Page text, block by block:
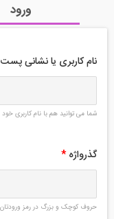
ورود
نام کاربری یا نشانی
شما می توانید هم با نام کاربری
گذرواژه *
حروف کوچک و بزرگ در رمز